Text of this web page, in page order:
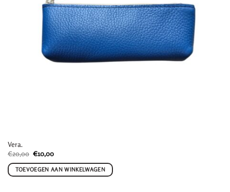
Vera.
€20,00 Oorspronkelijke
prijs
was:
€20,00.
€10,00Huidige
is:
€10,00.
TOEVOEGEN AAN WINKELWAGEN